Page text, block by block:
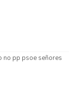
no pp psoe señores